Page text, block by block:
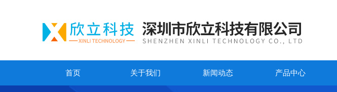
首页 关于我们 新闻动态 产品中心